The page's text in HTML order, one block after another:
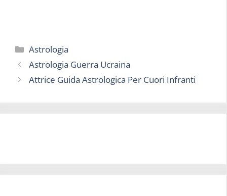
Categorie
Astrologia
Astrologia Guerra Ucraina
Attrice Guida Astrologica Per Cuori Infranti